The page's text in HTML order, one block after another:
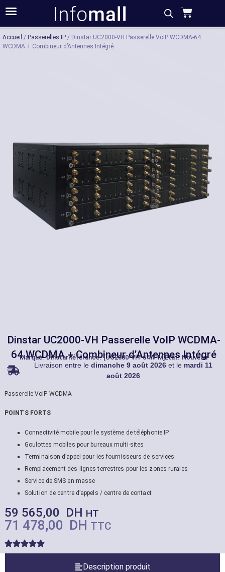
Acheter Description Caractéristiques
Accueil / Passerelles IP / Dinstar UC2000-VH Passerelle VoIP WCDMA-64
WCDMA + Combineur d’Antennes Intégré
Dinstar UC2000-VH Passerelle VoIP WCDMA-
64 WCDMA + Combineur d’Antennes Intégré
Marque:DinstarRéférance: [UC2000-VH-64W-M]État: Nouveau
Livraison entre le dimanche 9 août 2026et le mardi 11
août 2026
Passerelle VoIP WCDMA
POINTS FORTS
Connectivité mobile pour le système de téléphonie IP
Goulottes mobiles pour bureaux multi-sites
Terminaison d’appel pour les fournisseurs de services
Remplacement des lignes terrestres pour les zones rurales
Service de SMS en masse
Solution de centre d’appels / centre de contact
59 565,00 DH HT
71 478,00 DH TTC
Description produit